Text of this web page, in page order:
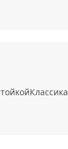
Классика